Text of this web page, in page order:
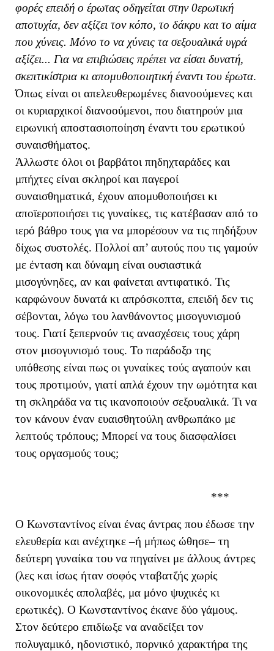
φορές επειδή ο έρωτας οδηγείται στην 0ερωτική
αποτυχία, δεν αξίζει τον κόπο, το δάκρυ και το αίμα
που χύνεις. Μόνο το να χύνεις τα σεξουαλικά υγρά
αξίζει... Για να επιβιώσεις πρέπει να είσαι δυνατή,
σκεπτικίστρια κι απομυθοποιητική έναντι του έρωτα.
Όπως είναι οι απελευθερωμένες διανοούμενες και
οι κυριαρχικοί διανοούμενοι, που διατηρούν μια
ειρωνική αποστασιοποίηση έναντι του ερωτικού
συναισθήματος.
Άλλωστε όλοι οι βαρβάτοι πηδηχταράδες και
μπήχτες είναι σκληροί και παγεροί
συναισθηματικά, έχουν απομυθοποιήσει κι
αποϊεροποιήσει τις γυναίκες, τις κατέβασαν από το
ιερό βάθρο τους για να μπορέσουν να τις πηδήξουν
δίχως συστολές. Πολλοί απ’ αυτούς που τις γαμούν
με ένταση και δύναμη είναι ουσιαστικά
μισογύνηδες, αν και φαίνεται αντιφατικό. Τις
καρφώνουν δυνατά κι απρόσκοπτα, επειδή δεν τις
σέβονται, λόγω του λανθάνοντος μισογυνισμού
τους. Γιατί ξεπερνούν τις ανασχέσεις τους χάρη
στον μισογυνισμό τους. Το παράδοξο της
υπόθεσης είναι πως οι γυναίκες τούς αγαπούν και
τους προτιμούν, γιατί απλά έχουν την ωμότητα και
τη σκληράδα να τις ικανοποιούν σεξουαλικά. Τι να
τον κάνουν έναν ευαισθητούλη ανθρωπάκο με
λεπτούς τρόπους; Μπορεί να τους διασφαλίσει
τους οργασμούς τους;
***
Ο Κωνσταντίνος είναι ένας άντρας που έδωσε την
ελευθερία και ανέχτηκε –ή μήπως ώθησε– τη
δεύτερη γυναίκα του να πηγαίνει με άλλους άντρες
(λες και ίσως ήταν σοφός νταβατζής χωρίς
οικονομικές απολαβές, μα μόνο ψυχικές κι
ερωτικές). Ο Κωνσταντίνος έκανε δύο γάμους.
Στον δεύτερο επιδίωξε να αναδείξει τον
πολυγαμικό, ηδονιστικό, πορνικό χαρακτήρα της